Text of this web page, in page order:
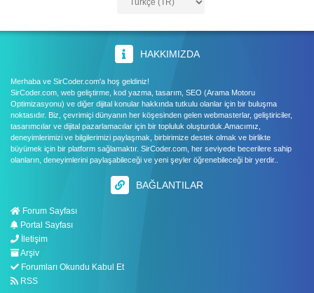
HAKKIMIZDA
Merhaba ve SirCoder.com'a hoş geldiniz!
SirCoder.com, web geliştirme, kod yazma, tasarım, SEO (Arama Motoru
Optimizasyonu) ve diğer dijital konular hakkında tutkulu olanlar için bir buluşma
noktasıdır. Biz, çevrimiçi dünyanın her köşesinden gelen webmasterlar, geliştiriciler,
tasarımcılar ve dijital pazarlamacılar için bir topluluk oluşturduk.Amacımız,
deneyimlerimizi ve bilgilerimizi paylaşmak, birbirimize destek olmak ve birlikte
büyümek için bir platform sağlamaktır. SirCoder.com, her seviyede becerilere sahip
olanların, deneyimlerini paylaşabileceği ve yeni şeyler öğrenebileceği bir yerdir..
BAĞLANTILAR
Forum Sayfası
Portal Sayfası
İletişim
Arşiv
Forumları Okundu Kabul Et
RSS